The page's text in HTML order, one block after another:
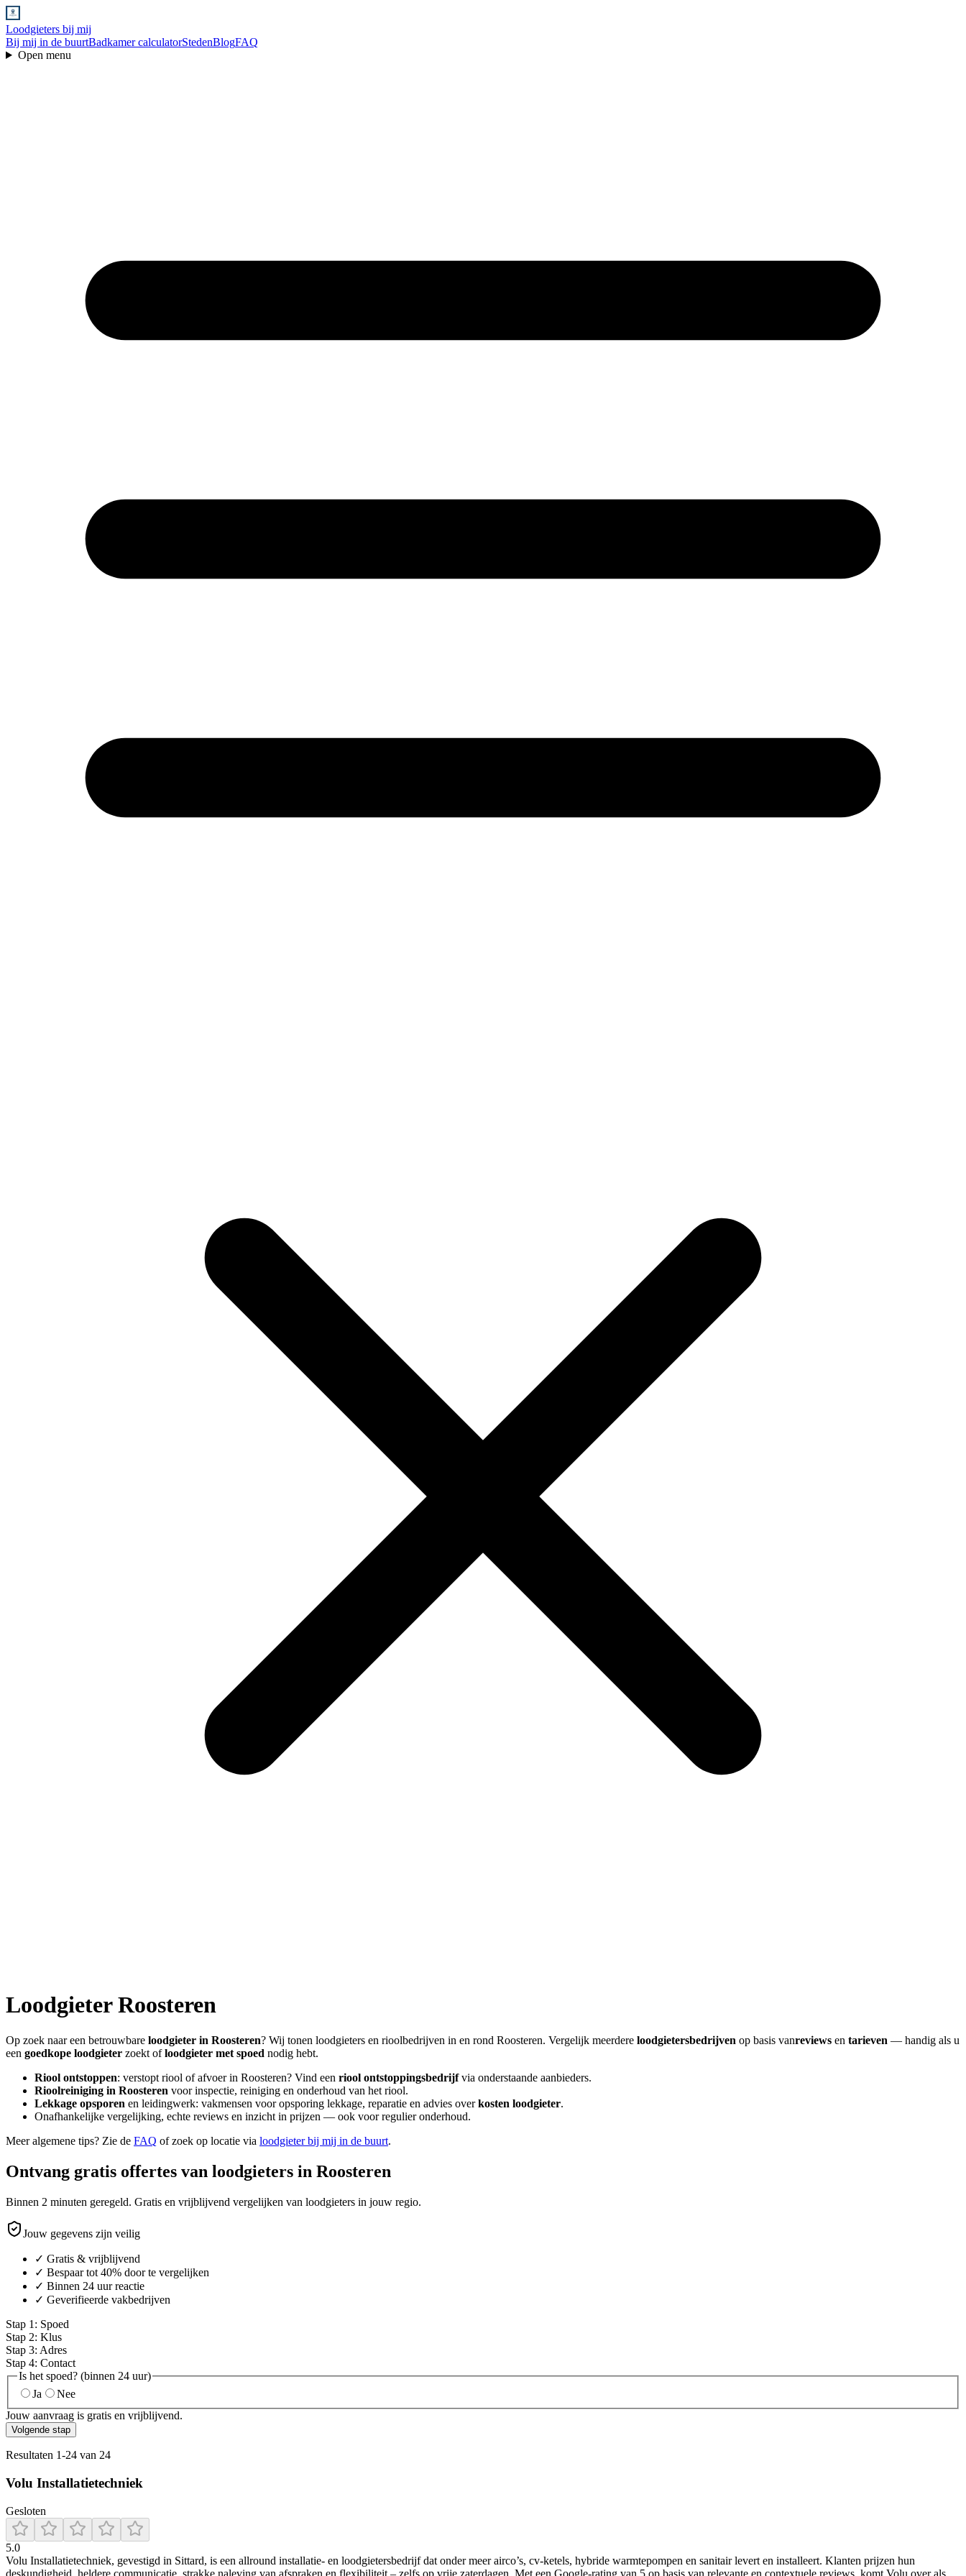
Loodgieters bij mij
Bij mij in de buurtBadkamer calculatorStedenBlogFAQ
Open menu
LoodgieterRoosteren
Op zoek naar een betrouwbare loodgieter in Roosteren? Wij tonen loodgieters en rioolbedrijven in en rond Roosteren. Vergelijk meerdere loodgietersbedrijven op basis vanreviews en tarieven — handig als u
een goedkope loodgieter zoekt ofloodgieter met spoed nodig hebt.
Riool ontstoppen: verstopt riool of afvoer in Roosteren? Vind een riool ontstoppingsbedrijfvia onderstaande aanbieders.
Rioolreiniging in Roosteren voor inspectie, reiniging en onderhoud van het riool.
Lekkage opsporen en leidingwerk: vakmensen voor opsporing lekkage, reparatie en advies overkosten loodgieter.
Onafhankelijke vergelijking, echte reviews en inzicht in prijzen — ook voor regulier onderhoud.
Meer algemene tips? Zie de FAQ of zoek op locatie via loodgieter bij mij in de buurt.
Ontvang gratis offertes van loodgieters in Roosteren
Binnen 2 minuten geregeld. Gratis en vrijblijvend vergelijken van loodgieters in jouw regio.
Jouw gegevens zijn veilig
✓ Gratis & vrijblijvend
✓ Bespaar tot 40% door te vergelijken
✓ Binnen 24 uur reactie
✓ Geverifieerde vakbedrijven
Stap 1 : Spoed
Stap 2: Klus
Stap 3: Adres
Stap 4: Contact
Is het spoed? (binnen 24 uur)
Ja
Nee
Jouw aanvraag is gratis en vrijblijvend.
Volgende stap
Resultaten 1-24 van 24
Volu Installatietechniek
Gesloten
5.0
Volu Installatietechniek, gevestigd in Sittard, is een allround installatie- en loodgietersbedrijf dat onder meer airco’s, cv-ketels, hybride warmtepompen en sanitair levert en installeert. Klanten prijzen hun
deskundigheid, heldere communicatie, strakke naleving van afspraken en flexibiliteit – zelfs op vrije zaterdagen. Met een Google-rating van 5 op basis van relevante en contextuele reviews, komt Volu over als